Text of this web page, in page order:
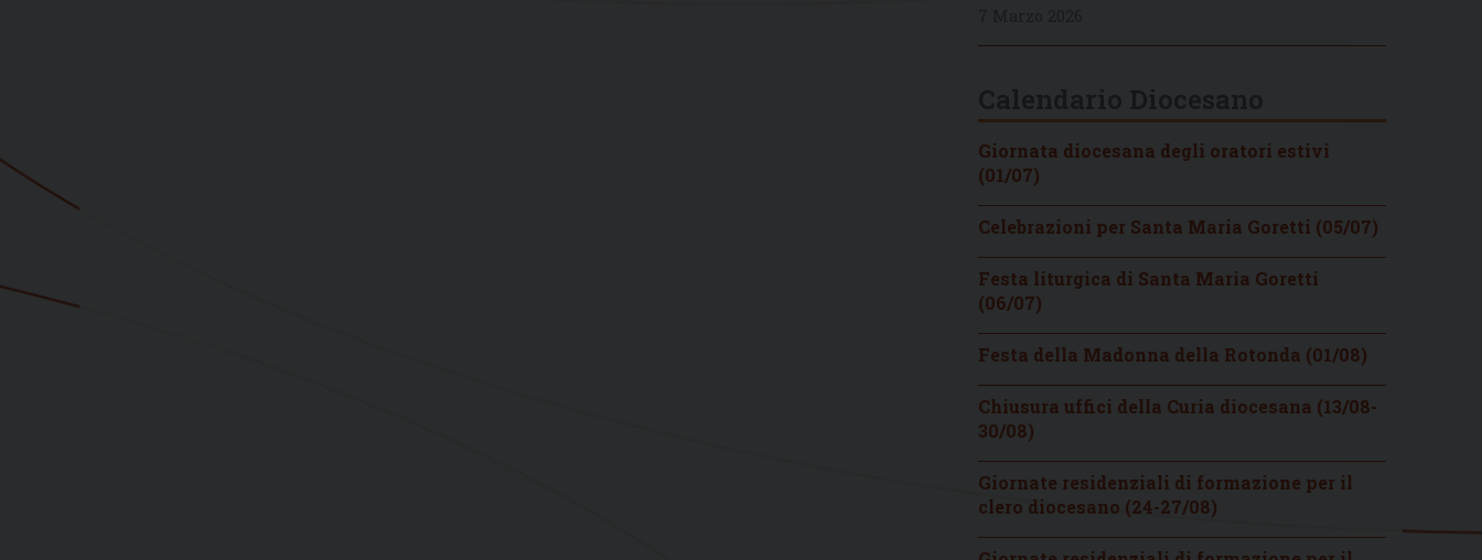
Giornata diocesana degli oratori estivi
(01/07)
Celebrazioni per Santa Maria Goretti (05/07)
Festa liturgica di Santa Maria Goretti
(06/07)
Festa della Madonna della Rotonda (01/08)
Chiusura uffici della Curia diocesana (13/08-
30/08)
Giornate residenziali di formazione per il
clero diocesano (24-27/08)